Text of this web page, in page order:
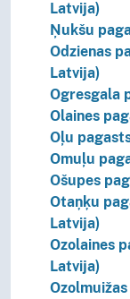
Latvija)
Ņukšu
Odzienas
Latvija)
Ogresgala
Olaines
Oļu
Omuļu
Ošupes
Otaņķu
Latvija)
Ozolaines
Latvija)